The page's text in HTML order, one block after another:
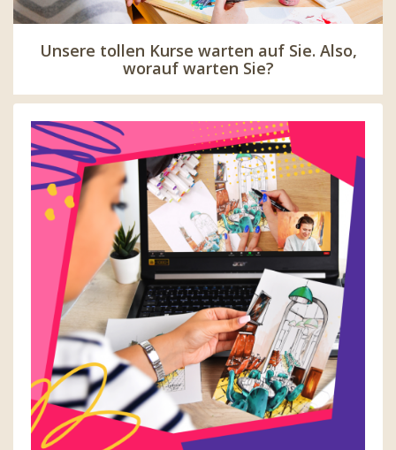
Unsere tollen Kurse warten auf Sie. Also,
worauf warten Sie?